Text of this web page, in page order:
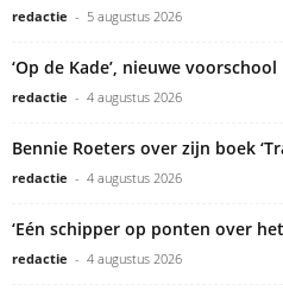
redactie - 5 augustus 2026
‘Op de Kade’, nieuwe
redactie - 4 augustus 2026
Bennie Roeters over zijn boek
redactie - 4 augustus 2026
‘Eén schipper op ponten over
redactie - 4 augustus 2026